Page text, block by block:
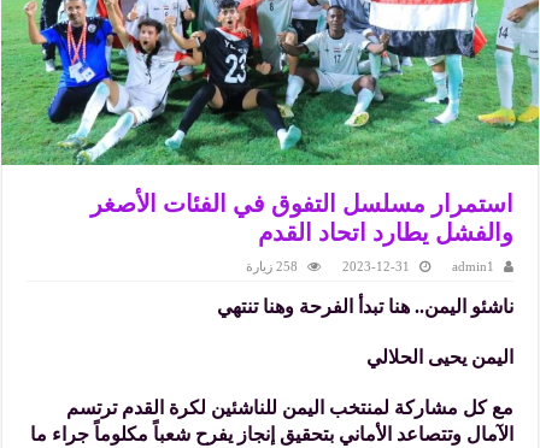
استمرار مسلسل التفوق في الفئات الأصغر
والفشل يطارد اتحاد القدم
admin1
2023-12-31 258 زيارة
ناشئو اليمن.. هنا تبدأ الفرحة وهنا تنتهي
اليمن يحيى الحلالي
مع كل مشاركة لمنتخب اليمن للناشئين لكرة القدم ترتسم
الآمال وتتصاعد الأماني بتحقيق إنجاز يفرح شعباً مكلوماً جراء ما